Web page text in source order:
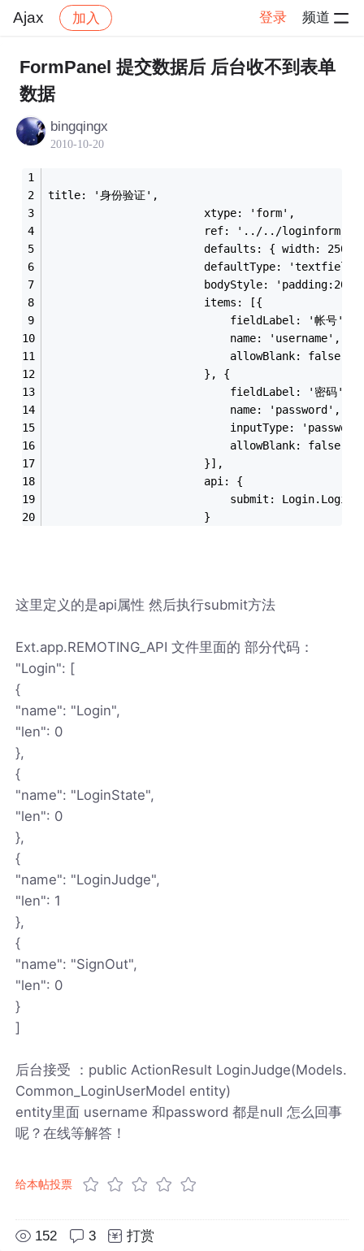
Ajax 加入 登录 频道
社区 Ajax 帖子详情
FormPanel 提交数据后 后台收不到表单
数据
bingqingx
2010-10-20
title: '身份验证',
                        xtype: 'form',
                        ref: '../../loginform',
defaults: { width: 250
defaultType:
bodyStyle: 'padding:20px
                        items: [{
                            fieldLabel: '帐号',
                            name: 'username',
                            allowBlank: false
                        }, {
                            fieldLabel: '密码',
                            name: 'password',
inputType:
                            allowBlank: false
                        }],
                        api: {
submit:
                        }
这里定义的是api属性 然后执行submit方法
Ext.app.REMOTING_API 文件里面的 部分代码：
"Login": [
{
"name": "Login",
"len": 0
},
{
"name": "LoginState",
"len": 0
},
{
"name": "LoginJudge",
"len": 1
},
{
"name": "SignOut",
"len": 0
}
]
后台接受 ：public ActionResult LoginJudge(Models.
Common_LoginUserModel entity)
entity里面 username 和password 都是null 怎么回事
呢？在线等解答！
给本帖投票
152 3 打赏